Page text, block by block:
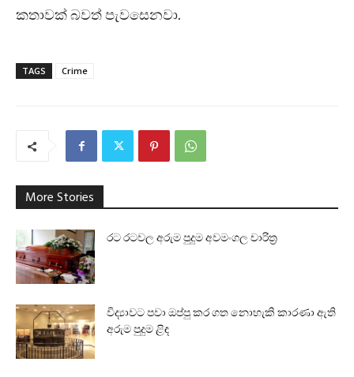
කතාවක් බවත් පැවසෙනවා.
TAGS Crime
More Stories
රට රටවල අරුම පුදුම අවමංගල චාරිත්‍ර
විද්‍යාවට පවා ඔප්පු කර ගත නොහැකි කාරණා ඇති
අරුම පුදුම ළිඳ